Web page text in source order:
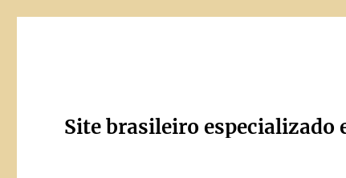
Site brasileiro especializado